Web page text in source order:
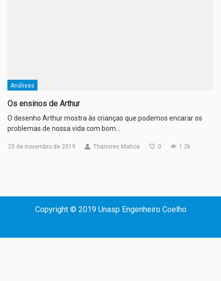
Análises
Os ensinos de Arthur
O desenho Arthur mostra às crianças que podemos encarar os
problemas de nossa vida com bom…
25 de novembro de 2019 Thamires Mattos 0 1.2k
Copyright © 2019 Unasp Engenheiro Coelho